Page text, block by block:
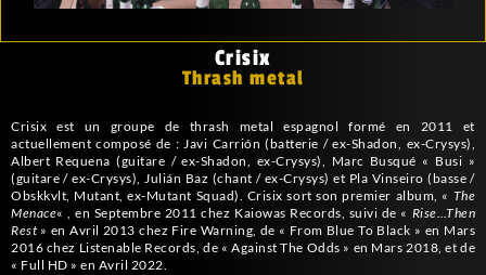
Crisix
Thrash metal
Crisix est un groupe de thrash metal espagnol formé en 2011 et
actuellement composé de : Javi Carrión (batterie / ex-Shadon, ex-Crysys),
Albert Requena (guitare / ex-Shadon, ex-Crysys), Marc Busqué « Busi »
(guitare / ex-Crysys), Julián Baz (chant / ex-Crysys) et Pla Vinseiro (basse /
Obskkvlt, Mutant, ex-Mutant Squad). Crisix sort son premier album, « The
Menace« , en Septembre 2011 chez Kaiowas Records, suivi de « Rise…Then
Rest » en Avril 2013 chez Fire Warning, de « From Blue To Black » en Mars
2016 chez Listenable Records, de « Against The Odds » en Mars 2018, et de
« Full HD » en Avril 2022.